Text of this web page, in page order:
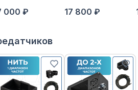
000 ₽ 17 800 ₽